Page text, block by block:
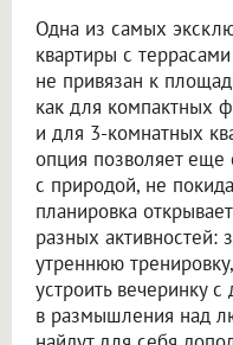
Одна из самых
квартиры с
не привязан к
как для компактных
и для 3-комнатных
опция позволяет еще
с природой, не
планировка
разных активностей:
утреннюю
устроить вечеринку
в размышления над